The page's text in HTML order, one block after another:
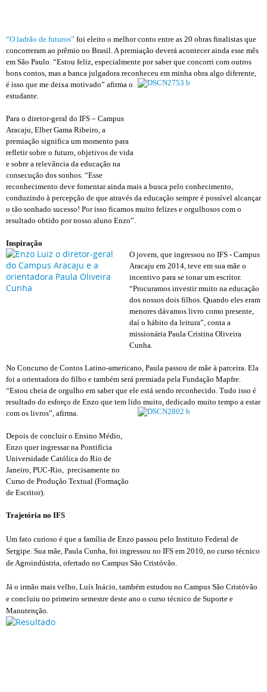
“O ladrão de futuros” foi eleito o melhor conto entre as 20 obras finalistas que
concorreram ao prêmio no Brasil. A premiação deverá acontecer ainda esse mês
em São Paulo. “Estou feliz, especialmente por saber que concorri com outros
bons contos, mas a banca julgadora reconheceu em minha obra algo diferente,
é isso que me deixa motivado” afirma o
estudante.
Para o diretor-geral do IFS – Campus
Aracaju, Elber Gama Ribeiro, a
premiação significa um momento para
refletir sobre o futuro, objetivos de vida
e sobre a relevância da educação na
consecução dos sonhos. “Esse
reconhecimento deve fomentar ainda mais a busca pelo conhecimento,
conduzindo à percepção de que através da educação sempre é possível alcançar
o tão sonhado sucesso! Por isso ficamos muito felizes e orgulhosos com o
resultado obtido por nosso aluno Enzo”.
Inspiração
O jovem, que ingressou no IFS - Campus
Aracaju em 2014, teve em sua mãe o
incentivo para se tonar um escritor.
“Procuramos investir muito na educação
dos nossos dois filhos. Quando eles eram
menores dávamos livro como presente,
daí o hábito da leitura”, conta a
missionária Paula Cristina Oliveira
Cunha.
No Concurso de Contos Latino-americano, Paula passou de mãe à parceira. Ela
foi a orientadora do filho e também será premiada pela Fundação Mapfre.
“Estou cheia de orgulho em saber que ele está sendo reconhecido. Tudo isso é
resultado do esforço de Enzo que tem lido muito, dedicado muito tempo a estar
com os livros”, afirma.
Depois de concluir o Ensino Médio,
Enzo quer ingressar na Pontifícia
Universidade Católica do Rio de
Janeiro, PUC-Rio, precisamente no
Curso de Produção Textual (Formação
de Escritor).
Trajetória no IFS
Um fato curioso é que a família de Enzo passou pelo Instituto Federal de
Sergipe. Sua mãe, Paula Cunha, foi ingressou no IFS em 2010, no curso técnico
de Agroindústria, ofertado no Campus São Cristóvão.
Já o irmão mais velho, Luís Inácio, também estudou no Campus São Cristóvão
e concluiu no primeiro semestre deste ano o curso técnico de Suporte e
Manutenção.